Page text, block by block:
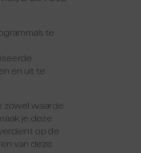
te
en uit te
zowel waarde
je deze
op de
van deze